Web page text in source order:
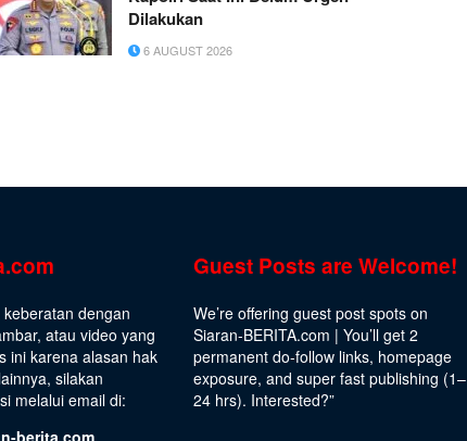
Dilakukan
6 AUGUST 2026
dengan
atau video yang
ini karena alasan hak
silakan
melalui email di:
Guest Posts are Welcome!
We’re offering guest post spots on
Siaran-BERITA.com | You’ll get 2
permanent do-follow links, homepage
exposure, and super fast publishing (1–
24 hrs). Interested?”